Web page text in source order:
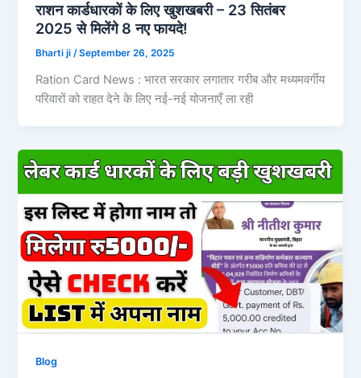
राशन कार्डधारकों के लिए खुशखबरी – 23 सितंबर
2025 से मिलेंगे 8 नए फायदे!
Bharti ji/September 26, 2025
Ration Card News : भारत सरकार लगातार गरीब और मध्यमवर्गीय
परिवारों को राहत देने के लिए नई-नई योजनाएँ ला रही
Blog